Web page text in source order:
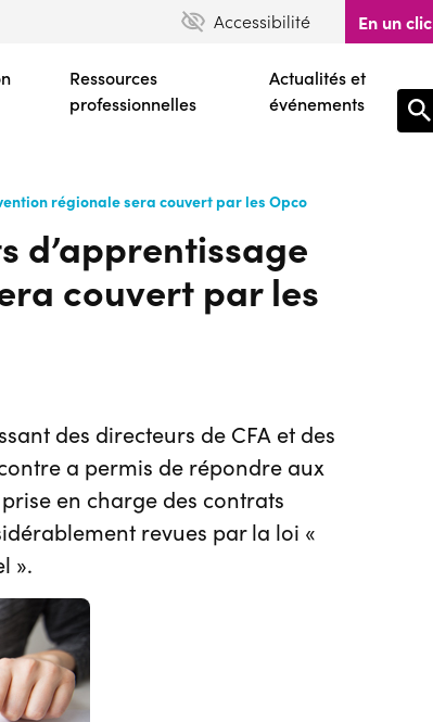
Accessibilité En un clic
Ressources
professionnelles
Actualités et
événements
régionale sera couvert par les Opco
d’apprentissage
couvert par les
des directeurs de CFA et des
a permis de répondre aux
en charge des contrats
revues par la loi «
».